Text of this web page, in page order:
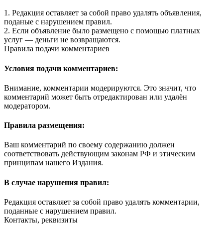
1. Редакция оставляет за собой право удалять объявления,
поданые с нарушением правил.
2. Если объявление было размещено с помощью платных
услуг — деньги не возвращаются.
Правила подачи комментариев
Условия подачи комментариев:
Внимание, комментарии модерируются. Это значит, что
комментарий может быть отредактирован или удалён
модератором.
Правила размещения:
Ваш комментарий по своему содержанию должен
соответствовать действующим законам РФ и этическим
принципам нашего Издания.
В случае нарушения правил:
Редакция оставляет за собой право удалять комментарии,
поданные с нарушением правил.
Контакты, реквизиты